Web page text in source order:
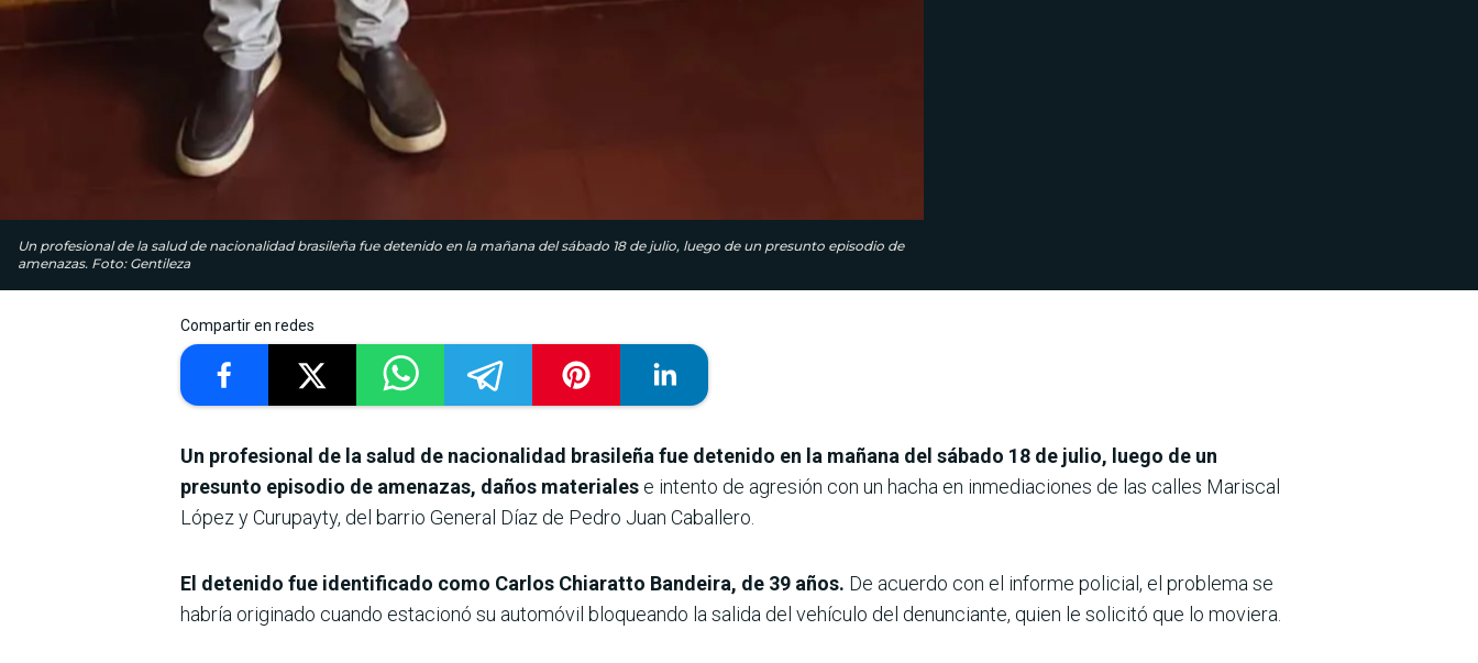
Un profesional de la salud de nacionalidad brasileña fue detenido en la mañana del sábado 18 de julio, luego de un presunto episodio de
amenazas. Foto: Gentileza
Compartir en redes
Un profesional de la salud de nacionalidad brasileña fue detenido en la mañana del sábado 18 de julio, luego de un
presunto episodio de amenazas, daños materiales e intento de agresión con un hacha en inmediaciones de las calles Mariscal
López y Curupayty, del barrio General Díaz de Pedro Juan Caballero.
El detenido fue identificado como Carlos Chiaratto Bandeira, de 39 años. De acuerdo con el informe policial, el problema se
habría originado cuando estacionó su automóvil bloqueando la salida del vehículo del denunciante, quien le solicitó que lo moviera.